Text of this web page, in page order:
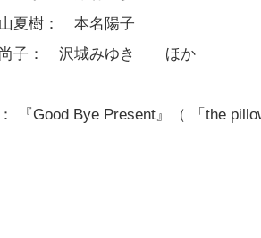
夏樹： 本名陽子
子： 沢城みゆき ほか
『Good Bye Present』（ 「the